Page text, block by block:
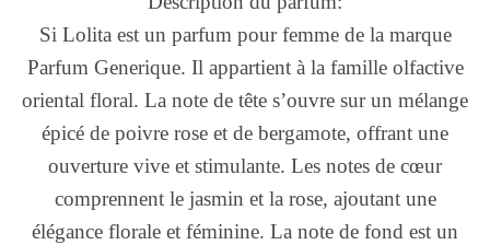
Si Lolita est un parfum pour femme de la marque
Parfum Generique. Il appartient à la famille olfactive
oriental floral. La note de tête s’ouvre sur un mélange
épicé de poivre rose et de bergamote, offrant une
ouverture vive et stimulante. Les notes de cœur
comprennent le jasmin et la rose, ajoutant une
élégance florale et féminine. La note de fond est un